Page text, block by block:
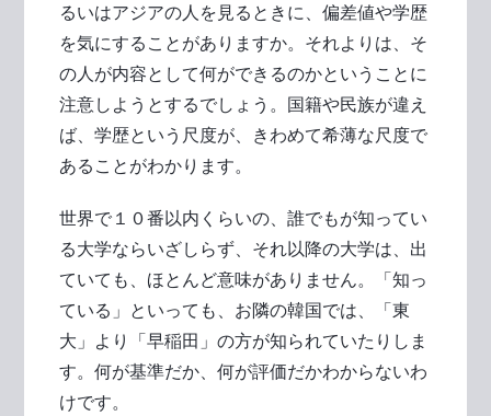
るいはアジアの人を見るときに、偏差値や学歴
を気にすることがありますか。それよりは、そ
の人が内容として何ができるのかということに
注意しようとするでしょう。国籍や民族が違え
ば、学歴という尺度が、きわめて希薄な尺度で
あることがわかります。
世界で１０番以内くらいの、誰でもが知ってい
る大学ならいざしらず、それ以降の大学は、出
ていても、ほとんど意味がありません。「知っ
ている」といっても、お隣の韓国では、「東
大」より「早稲田」の方が知られていたりしま
す。何が基準だか、何が評価だかわからないわ
けです。